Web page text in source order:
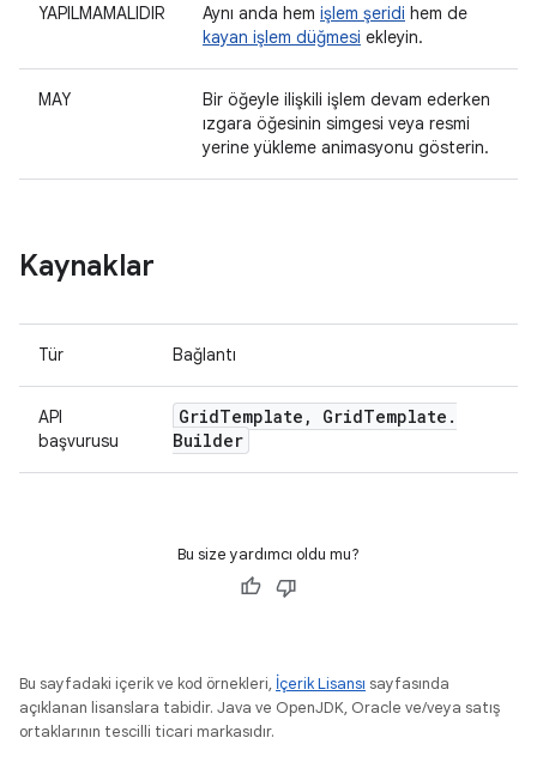
YAPILMAMALIDIR Aynı anda hem işlem şeridi hem de
kayan işlem düğmesi ekleyin.
MAY
Bir öğeyle ilişkili işlem devam ederken
ızgara öğesinin simgesi veya resmi
yerine yükleme animasyonu gösterin.
Kaynaklar
Tür Bağlantı
API
başvurusu
GridTemplate , GridTemplate .
Builder
Bu size yardımcı oldu mu?
Bu sayfadaki içerik ve kod örnekleri, İçerik Lisansı sayfasında
açıklanan lisanslara tabidir. Java ve OpenJDK, Oracle ve/veya satış
ortaklarının tescilli ticari markasıdır.